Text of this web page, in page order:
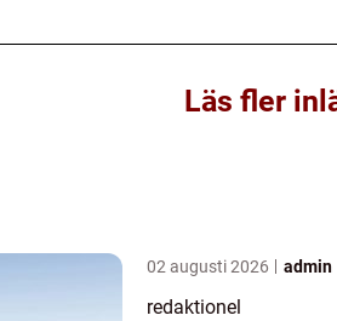
Läs fler
02 augusti 2026 admin
redaktionel